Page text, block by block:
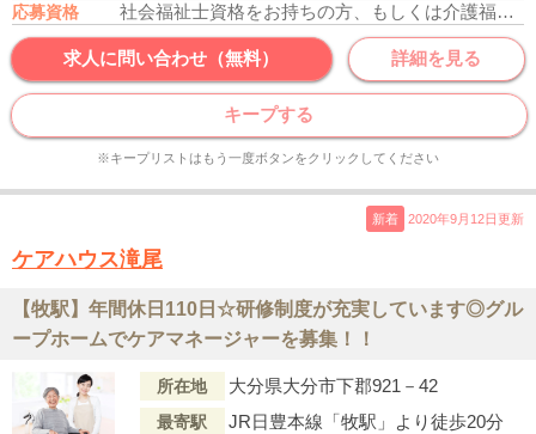
応募資格 社会福祉士資格をお持ちの方、もしくは介護福祉士資格をお持ちの方
求人に問い合わせ（無料） 詳細を見る
キープする
※キープリストはもう一度ボタンをクリックしてください
新着 2020年9月12日更新
ケアハウス滝尾
【牧駅】年間休日110日☆研修制度が充実しています◎グル
ープホームでケアマネージャーを募集！！
所在地 大分県大分市下郡921－42
最寄駅 JR日豊本線「牧駅」より徒歩20分